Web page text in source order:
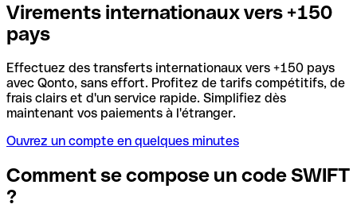
Virements internationaux vers +150
pays
Effectuez des transferts internationaux vers +150 pays
avec Qonto, sans effort. Profitez de tarifs compétitifs, de
frais clairs et d'un service rapide. Simplifiez dès
maintenant vos paiements à l'étranger.
Ouvrez un compte en quelques minutes
Comment se compose un code SWIFT
?